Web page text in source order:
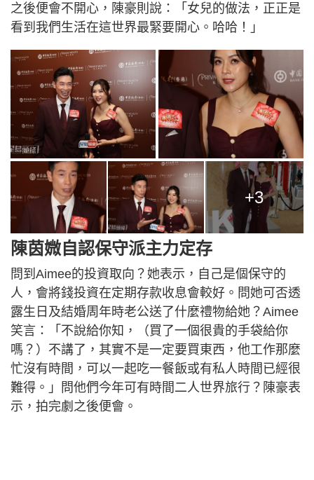
之後便會不開心，陳豪則說：「女兒的做法，正正是
看到我們生活在這世界最緊要開心。哈哈！」
+3
陳茵媺自認保守派主力定存
問到Aimee的投資取向？她表示，自己是個保守的
人，會將錢投資在定期存款收息會較好。問她可否透
露生日及結婚周年時老公送了什麼禮物給她？Aimee
笑言：「不說給你知，（買了一個很貴的手袋給你
嗎？）不講了，其實不是一定要買東西，他工作那麼
忙沒有時間，可以一起吃一餐飯或有私人時間已經很
難得。」問他們今年可有時間二人世界旅行？陳豪表
示，拍完劇之後便會。